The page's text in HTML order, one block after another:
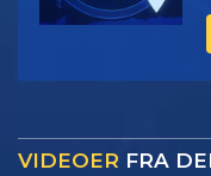
VIDEOER FRA